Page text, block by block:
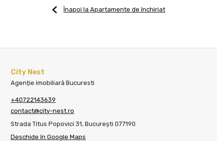
Înapoi la Apartamente de închiriat
City Nest
Agenție imobiliară Bucuresti
+40722143639
contact@city-nest.ro
Strada Titus Popovici 31, București 077190
Deschide în Google Maps